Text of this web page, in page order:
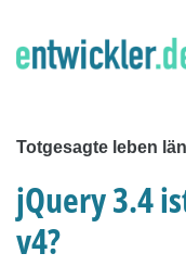
Totgesagte leben
jQuery 3.4
v4?